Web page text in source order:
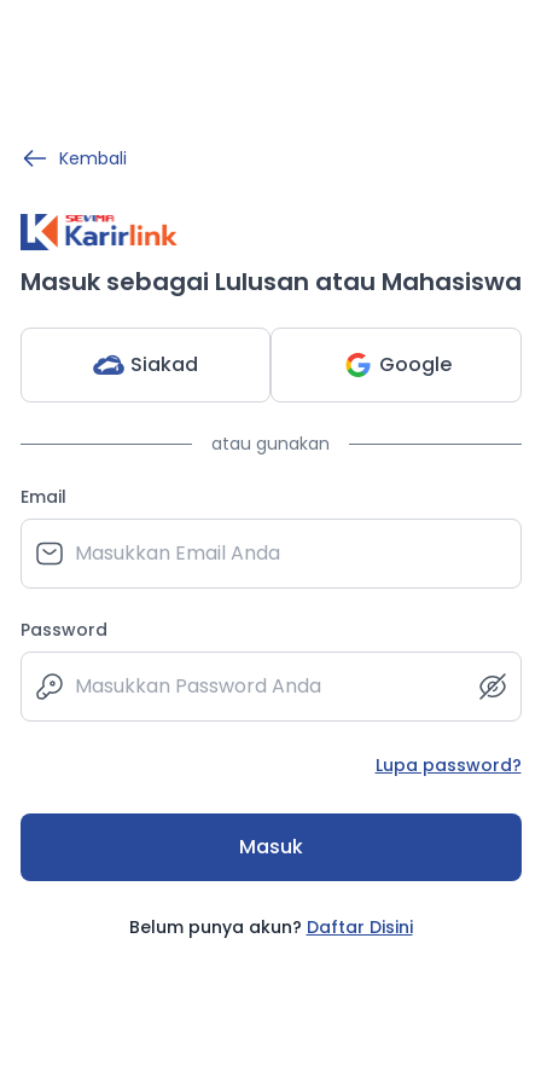
Kembali
Masuk sebagai Lulusan atau Mahasiswa
Siakad Google
atau gunakan
Email
Password
Lupa password?
Masuk
Belum punya akun? Daftar Disini